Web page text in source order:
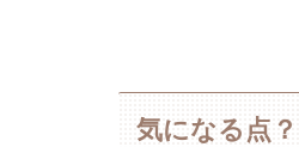
気になる点？